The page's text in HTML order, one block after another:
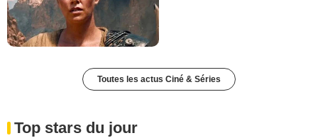
Toutes les actus Ciné & Séries
Top stars du jour